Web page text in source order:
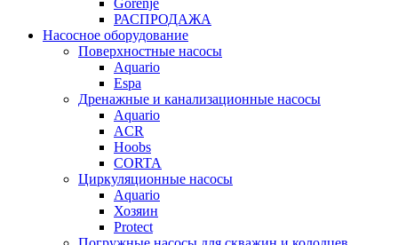
Gorenje
РАСПРОДАЖА
Насосное оборудование
Поверхностные насосы
Aquario
Espa
Дренажные и канализационные насосы
Aquario
ACR
Hoobs
CORTA
Циркуляционные насосы
Aquario
Хозяин
Protect